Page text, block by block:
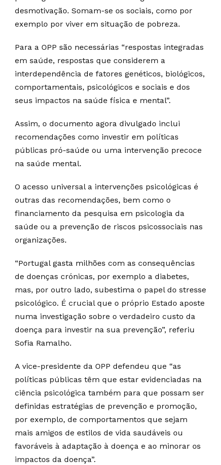
desmotivação. Somam-se os sociais, como por
exemplo por viver em situação de pobreza.
Para a OPP são necessárias “respostas integradas
em saúde, respostas que considerem a
interdependência de fatores genéticos, biológicos,
comportamentais, psicológicos e sociais e dos
seus impactos na saúde física e mental”.
Assim, o documento agora divulgado inclui
recomendações como investir em políticas
públicas pró-saúde ou uma intervenção precoce
na saúde mental.
O acesso universal a intervenções psicológicas é
outras das recomendações, bem como o
financiamento da pesquisa em psicologia da
saúde ou a prevenção de riscos psicossociais nas
organizações.
“Portugal gasta milhões com as consequências
de doenças crónicas, por exemplo a diabetes,
mas, por outro lado, subestima o papel do stresse
psicológico. É crucial que o próprio Estado aposte
numa investigação sobre o verdadeiro custo da
doença para investir na sua prevenção”, referiu
Sofia Ramalho.
A vice-presidente da OPP defendeu que “as
políticas públicas têm que estar evidenciadas na
ciência psicológica também para que possam ser
definidas estratégias de prevenção e promoção,
por exemplo, de comportamentos que sejam
mais amigos de estilos de vida saudáveis ou
favoráveis à adaptação à doença e ao minorar os
impactos da doença”.